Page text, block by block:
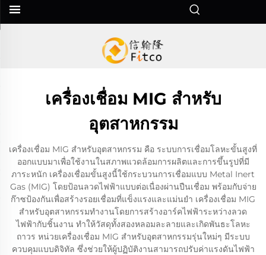
เครื่องเชื่อม MIG สำหรับ
อุตสาหกรรม
เครื่องเชื่อม MIG สำหรับอุตสาหกรรม คือ ระบบการเชื่อมโลหะขั้นสูงที่
ออกแบบมาเพื่อใช้งานในสภาพแวดล้อมการผลิตและการขึ้นรูปที่มี
ภาระหนัก เครื่องเชื่อมขั้นสูงนี้ใช้กระบวนการเชื่อมแบบ Metal Inert
Gas (MIG) โดยป้อนลวดไฟฟ้าแบบต่อเนื่องผ่านปืนเชื่อม พร้อมกับจ่าย
ก๊าซป้องกันเพื่อสร้างรอยเชื่อมที่แข็งแรงและแม่นยำ เครื่องเชื่อม MIG
สำหรับอุตสาหกรรมทำงานโดยการสร้างอาร์คไฟฟ้าระหว่างลวด
ไฟฟ้ากับชิ้นงาน ทำให้วัสดุทั้งสองหลอมละลายและเกิดพันธะโลหะ
ถาวร หน่วยเครื่องเชื่อม MIG สำหรับอุตสาหกรรมรุ่นใหม่ๆ มีระบบ
ควบคุมแบบดิจิทัล ซึ่งช่วยให้ผู้ปฏิบัติงานสามารถปรับค่าแรงดันไฟฟ้า